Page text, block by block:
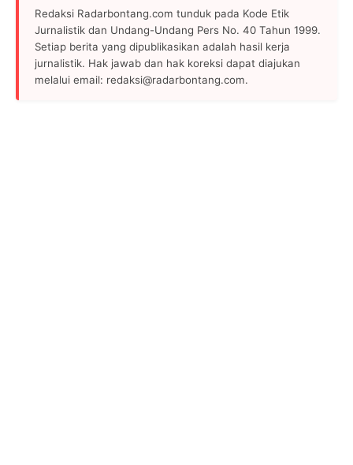
Redaksi Radarbontang.com tunduk pada Kode Etik
Jurnalistik dan Undang-Undang Pers No. 40 Tahun 1999.
Setiap berita yang dipublikasikan adalah hasil kerja
jurnalistik. Hak jawab dan hak koreksi dapat diajukan
melalui email: redaksi@radarbontang.com.